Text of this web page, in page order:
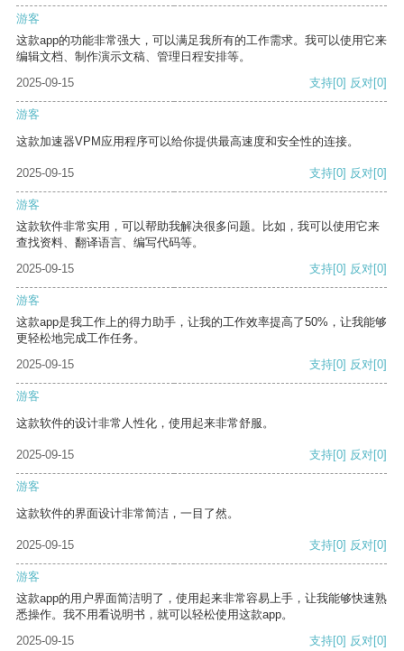
游客
这款app的功能非常强大，可以满足我所有的工作需求。我可以使用它来
编辑文档、制作演示文稿、管理日程安排等。
2025-09-15
支持[0] 反对[0]
游客
这款加速器VPM应用程序可以给你提供最高速度和安全性的连接。
2025-09-15 支持[0] 反对[0]
游客
这款软件非常实用，可以帮助我解决很多问题。比如，我可以使用它来
查找资料、翻译语言、编写代码等。
2025-09-15
支持[0] 反对[0]
游客
这款app是我工作上的得力助手，让我的工作效率提高了50%，让我能够
更轻松地完成工作任务。
2025-09-15
支持[0] 反对[0]
游客
这款软件的设计非常人性化，使用起来非常舒服。
2025-09-15 支持[0] 反对[0]
游客
这款软件的界面设计非常简洁，一目了然。
2025-09-15 支持[0] 反对[0]
游客
这款app的用户界面简洁明了，使用起来非常容易上手，让我能够快速熟
悉操作。我不用看说明书，就可以轻松使用这款app。
2025-09-15
支持[0] 反对[0]